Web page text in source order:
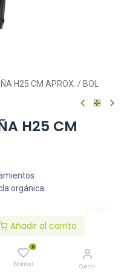
Añadir al carrito
0
Wishlist Cuenta
H25 CM APROX. / BOL
H25 CM
orgánica
al carrito